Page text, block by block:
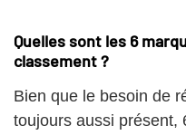
Quelles sont les 6
classement ?
Bien que le besoin de
toujours aussi présent,